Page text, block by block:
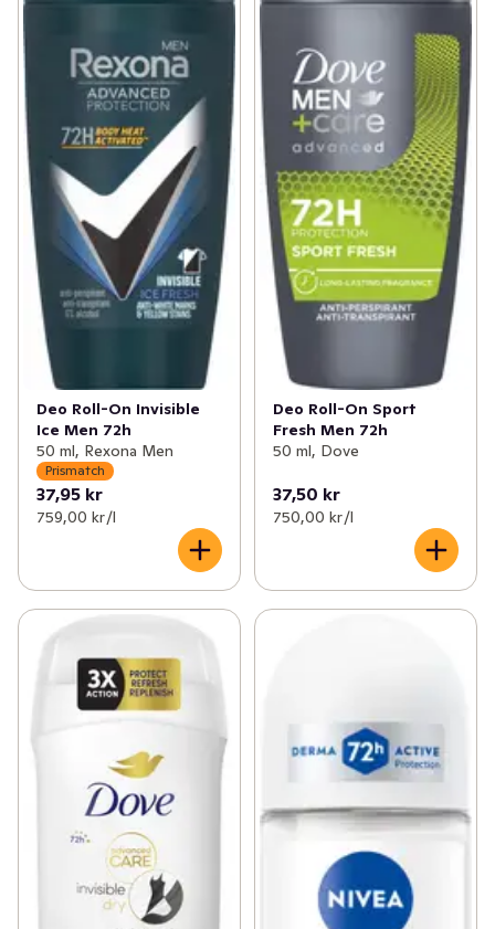
Deo Roll-On Invisible
Ice Men 72h
50 ml, Rexona Men
Prismatch
37,95 kr
759,00 kr /l
Deo Roll-On Sport
Fresh Men 72h
50 ml, Dove
37,50 kr
750,00 kr /l